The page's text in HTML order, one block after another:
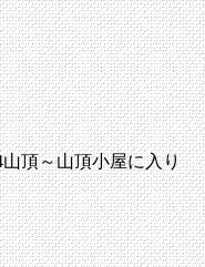
頂～山頂小屋に入り